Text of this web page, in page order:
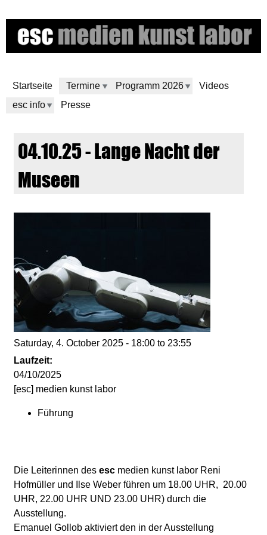
to
main
Startseite
Termine Programm 2026
Videos
esc info
Presse
e
d
e
n
k
s
04.10.25 - Lange Nacht der
Museen
Saturday, 4. October 2025 - 18:00 to 23:55
Laufzeit:
04/10/2025
[esc] medien kunst labor
Führung
Die Leiterinnen desesc medien kunst labor Reni
Hofmüller und Ilse Weber führen um 18.00 UHR, 20.00
UHR, 22.00 UHR UND 23.00 UHR) durch die
Ausstellung.
Emanuel Gollob aktiviert den in der Ausstellung